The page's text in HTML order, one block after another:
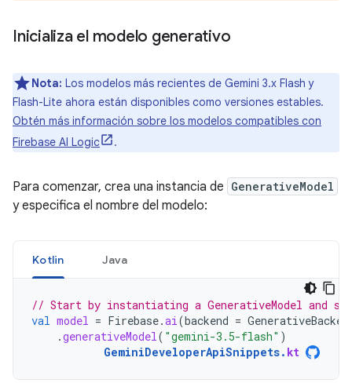
Inicializa el modelo generativo
Nota: Los modelos más recientes de Gemini 3.x Flash y
Flash-Lite ahora están disponibles como versiones estables.
Obtén más información sobre los modelos compatibles con
Firebase AI Logic
.
Para comenzar, crea una instancia de GenerativeModel
y especifica el nombre del modelo:
Kotlin Java
// Start by instantiating a GenerativeModel and
val model = Firebase.ai (backend =
.generativeModel ( "gemini-3.5-flash" )
GeminiDeveloperApiSnippets. kt